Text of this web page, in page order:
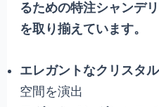
るための特注シャンデ
を取り揃えています。
エレガントなクリスタ
空間を演出